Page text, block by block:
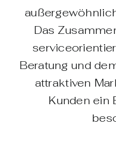
Das
Beratung und
attraktiven
Kunden ein